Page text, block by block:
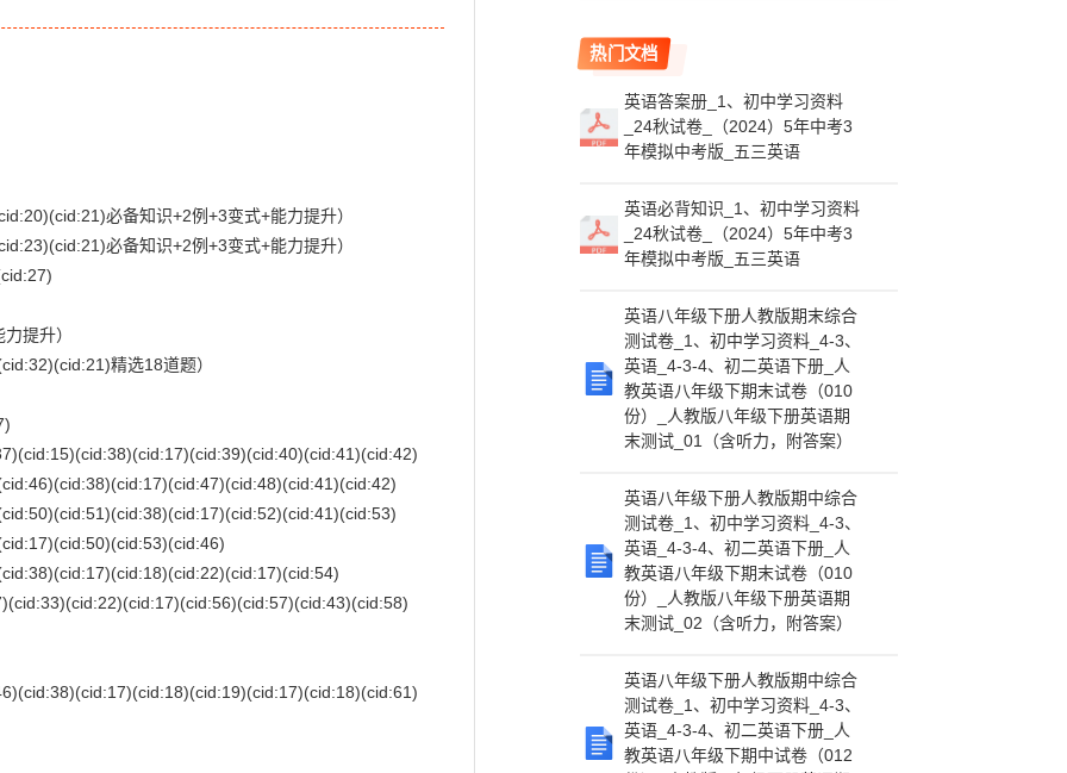
热门文档
英语答案册_1、初中学习资料
_24秋试卷_（2024）5年中考3
年模拟中考版_五三英语
英语必背知识_1、初中学习资料
_24秋试卷_（2024）5年中考3
年模拟中考版_五三英语
英语八年级下册人教版期末综合
测试卷_1、初中学习资料_4-3、
英语_4-3-4、初二英语下册_人
教英语八年级下期末试卷（010
份）_人教版八年级下册英语期
末测试_01（含听力，附答案）
英语八年级下册人教版期中综合
测试卷_1、初中学习资料_4-3、
英语_4-3-4、初二英语下册_人
教英语八年级下期末试卷（010
份）_人教版八年级下册英语期
末测试_02（含听力，附答案）
英语八年级下册人教版期中综合
测试卷_1、初中学习资料_4-3、
英语_4-3-4、初二英语下册_人
教英语八年级下期中试卷（012